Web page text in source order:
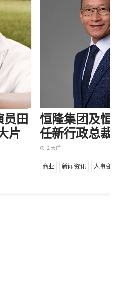
员田
片
恒隆集团及恒
任新行政总裁
access_time 2 天前
商业 新闻资讯 人事变动